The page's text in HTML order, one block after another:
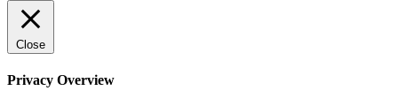
Close
Privacy Overview